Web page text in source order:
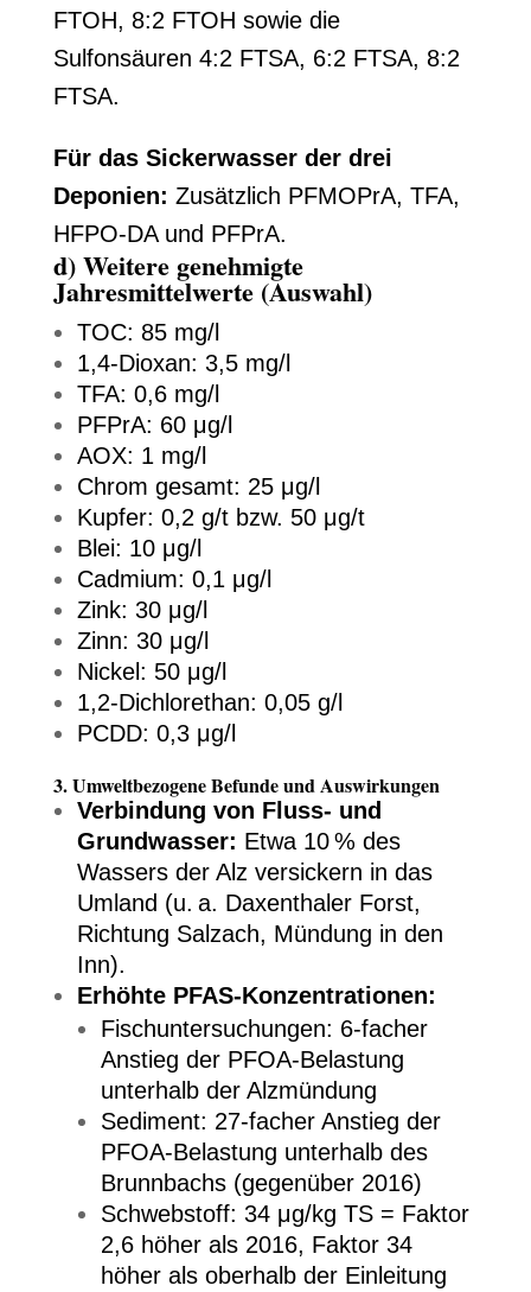
FTOH, 8:2 FTOH sowie die
Sulfonsäuren 4:2 FTSA, 6:2 FTSA, 8:2
FTSA.
Für das Sickerwasser der drei
Deponien: Zusätzlich PFMOPrA, TFA,
HFPO-DA und PFPrA.
d) Weitere genehmigte
Jahresmittelwerte (Auswahl)
TOC: 85 mg/l
1,4-Dioxan: 3,5 mg/l
TFA: 0,6 mg/l
PFPrA: 60 μg/l
AOX: 1 mg/l
Chrom gesamt: 25 μg/l
Kupfer: 0,2 g/t bzw. 50 μg/t
Blei: 10 μg/l
Cadmium: 0,1 μg/l
Zink: 30 μg/l
Zinn: 30 μg/l
Nickel: 50 μg/l
1,2-Dichlorethan: 0,05 g/l
PCDD: 0,3 μg/l
3. Umweltbezogene Befunde und Auswirkungen
Verbindung von Fluss- und
Grundwasser: Etwa 10 % des
Wassers der Alz versickern in das
Umland (u. a. Daxenthaler Forst,
Richtung Salzach, Mündung in den
Inn).
Erhöhte PFAS-Konzentrationen:
Fischuntersuchungen: 6-facher
Anstieg der PFOA-Belastung
unterhalb der Alzmündung
Sediment: 27-facher Anstieg der
PFOA-Belastung unterhalb des
Brunnbachs (gegenüber 2016)
Schwebstoff: 34 μg/kg TS = Faktor
2,6 höher als 2016, Faktor 34
höher als oberhalb der Einleitung